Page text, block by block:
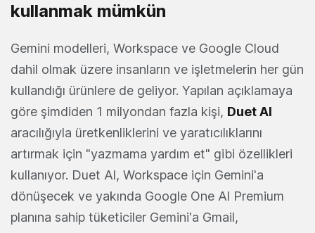
kullanmak mümkün
Gemini modelleri, Workspace ve Google Cloud
dahil olmak üzere insanların ve işletmelerin her gün
kullandığı ürünlere de geliyor. Yapılan açıklamaya
göre şimdiden 1 milyondan fazla kişi, Duet Al
aracılığıyla üretkenliklerini ve yaratıcılıklarını
artırmak için "yazmama yardım et" gibi özellikleri
kullanıyor. Duet Al, Workspace için Gemini'a
dönüşecek ve yakında Google One Al Premium
planına sahip tüketiciler Gemini'a Gmail,